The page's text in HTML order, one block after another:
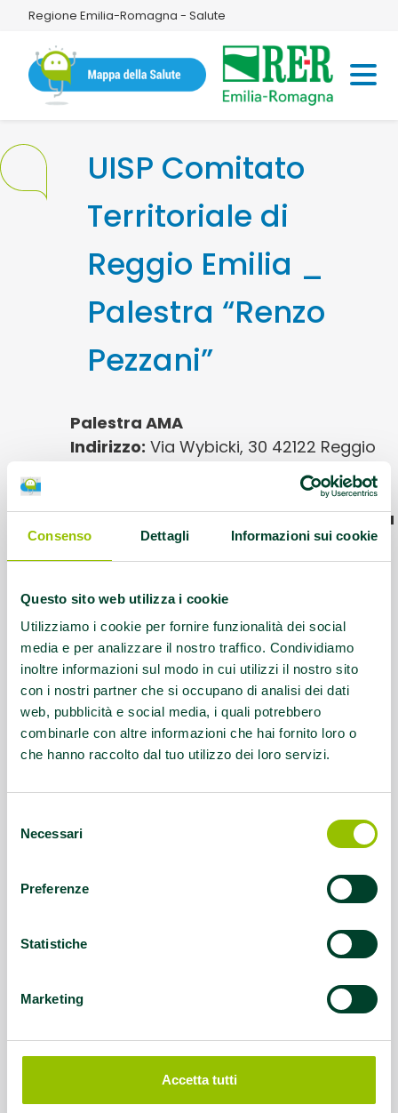
Consenso Dettagli Informazioni sui cookie
Questo sito web utilizza i cookie
Utilizziamo i cookie per fornire funzionalità dei social
media e per analizzare il nostro traffico. Condividiamo
inoltre informazioni sul modo in cui utilizzi il nostro sito
con i nostri partner che si occupano di analisi dei dati
web, pubblicità e social media, i quali potrebbero
combinarle con altre informazioni che hai fornito loro o
che hanno raccolto dal tuo utilizzo dei loro servizi.
delNecessari
Preferenze
Statistiche
Marketing
Accetta tutti
Regione Emilia-Romagna - Salute
UISP Comitato
Territoriale di
Reggio Emilia _
Palestra “Renzo
Pezzani”
Palestra AMA
Indirizzo: Via Wybicki, 30 42122 Reggio
Luogo presso cui si svolgono le attività
AMA:
Palestra Privata
Protocolli AMA:AFA Artrosi della spalla,
Lombalgia cronica, AFA Parkinson
Referente:e.iotti@uisp.it
Contatti:Tel. 0522267211